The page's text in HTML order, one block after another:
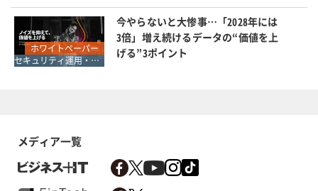
ホワイトペーパー
セキュリティ運用・SOC・SIEM・ログ管理
今やらないと大惨事…「2028年には
3倍」増え続けるデータの“価値を上
げる”3ポイント
メディア一覧